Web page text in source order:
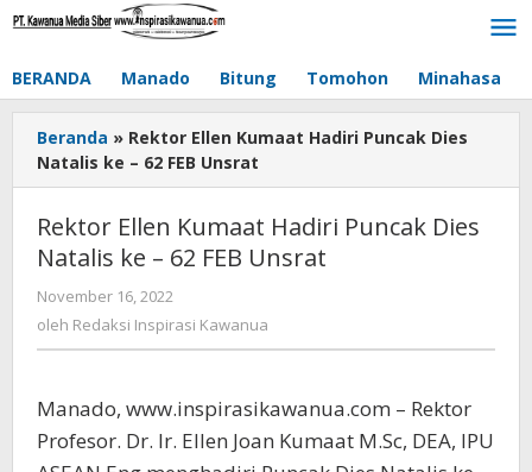
Lewati
BERANDA Manado Bitung Tomohon Minahasa
Beranda » Rektor Ellen Kumaat Hadiri Puncak Dies
Natalis ke – 62 FEB Unsrat
Rektor Ellen Kumaat Hadiri Puncak Dies
Natalis ke – 62 FEB Unsrat
November 16, 2022
Redaksi
oleh Redaksi Inspirasi Kawanua
Manado, www.inspirasikawanua.com – Rektor
Profesor. Dr. Ir. Ellen Joan Kumaat M.Sc, DEA, IPU